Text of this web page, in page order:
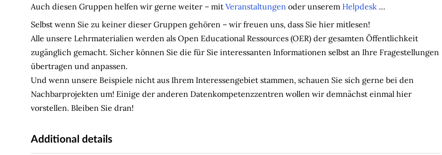
Auch diesen Gruppen helfen wir gerne weiter – mit Veranstaltungen oder unserem Helpdesk …
Selbst wenn Sie zu keiner dieser Gruppen gehören – wir freuen uns, dass Sie hier mitlesen!
Alle unsere Lehrmaterialien werden als Open Educational Ressources (OER) der gesamten Öffentlichkeit
zugänglich gemacht. Sicher können Sie die für Sie interessanten Informationen selbst an Ihre Fragestellungen
übertragen und anpassen.
Und wenn unsere Beispiele nicht aus Ihrem Interessengebiet stammen, schauen Sie sich gerne bei den
Nachbarprojekten um! Einige der anderen Datenkompetenzzentren wollen wir demnächst einmal hier
vorstellen. Bleiben Sie dran!
Additional details